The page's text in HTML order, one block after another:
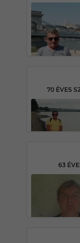
70 ÉVES
63